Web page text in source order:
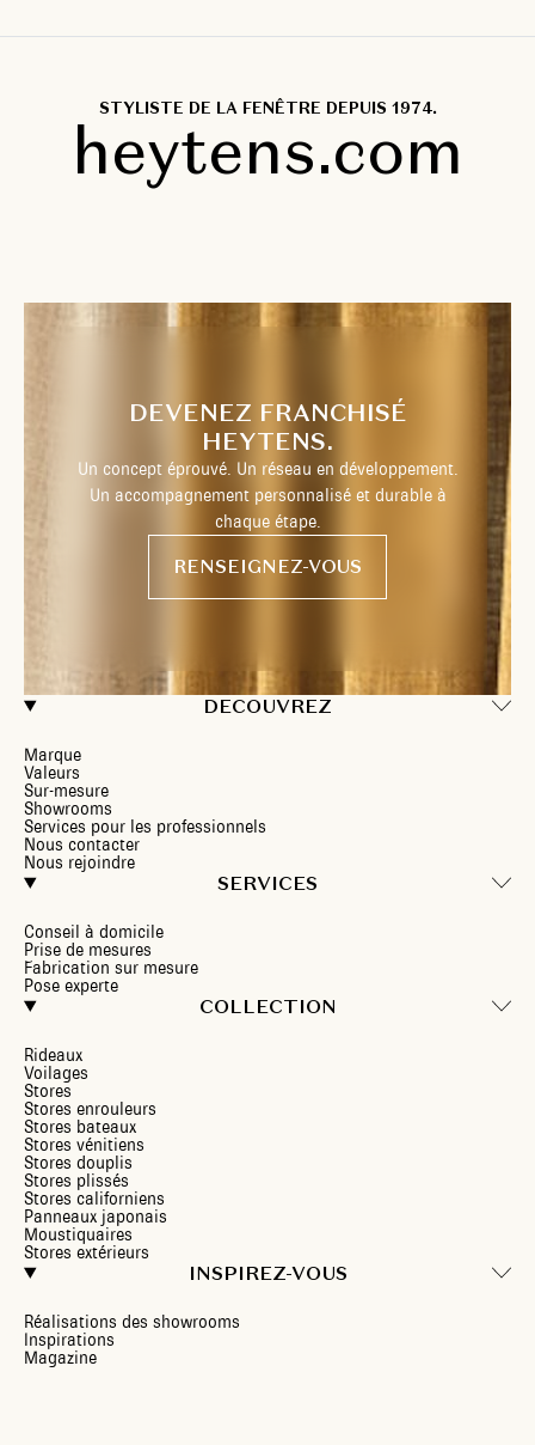
STYLISTE DE LA FENÊTRE DEPUIS 1974.
heytens.com
DECOUVREZ
Marque
Valeurs
Sur-mesure
Showrooms
Services pour les professionnels
Nous contacter
Nous rejoindre
SERVICES
Conseil à domicile
Prise de mesures
Fabrication sur mesure
Pose experte
COLLECTION
Rideaux
Voilages
Stores
Stores enrouleurs
Stores bateaux
Stores vénitiens
Stores douplis
Stores plissés
Stores californiens
Panneaux japonais
Moustiquaires
Stores extérieurs
INSPIREZ-VOUS
Réalisations des showrooms
Inspirations
Magazine
DEVENEZ FRANCHISÉ
HEYTENS.
Un concept éprouvé. Un réseau en développement.
Un accompagnement personnalisé et durable à
chaque étape.
RENSEIGNEZ-VOUS